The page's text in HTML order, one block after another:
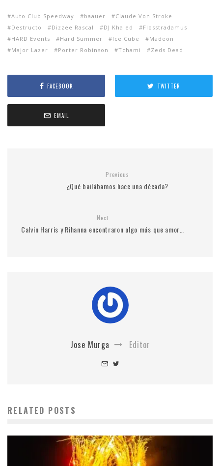
Auto Club Speedway baauer
Claude Von Stroke
Destructo
Dizzee Rascal DJ Khaled
Flosstradamus
HARD Events
Hard Summer Ice Cube
Madeon
Major Lazer
Porter Robinson Tchami Zeds Dead
FACEBOOK TWITTER
EMAIL
Previous
¿Qué bailábamos hace una década?
Next
Calvin Harris y Rihanna encontraron algo más que amor…
Jose Murga Editor
RELATED POSTS